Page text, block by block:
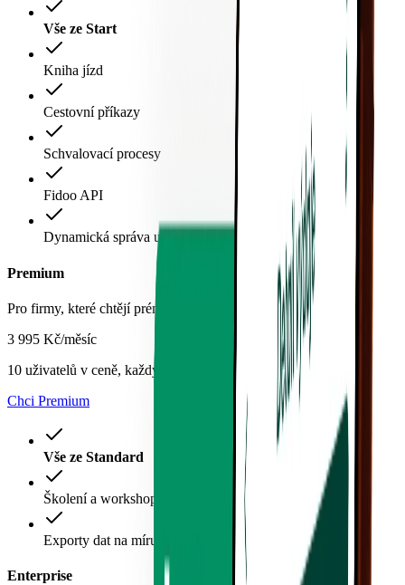
Vše ze Start
Kniha jízd
Cestovní příkazy
Schvalovací procesy
Fidoo API
Dynamická správa uživatelů
Premium
Pro firmy, které chtějí prémiovou péči.
3 995 Kč/měsíc
10 uživatelů v ceně, každý další 219 Kč / měsíc
Chci Premium
Vše ze Standard
Školení a workshopy dle potřeby
Exporty dat na míru
Enterprise